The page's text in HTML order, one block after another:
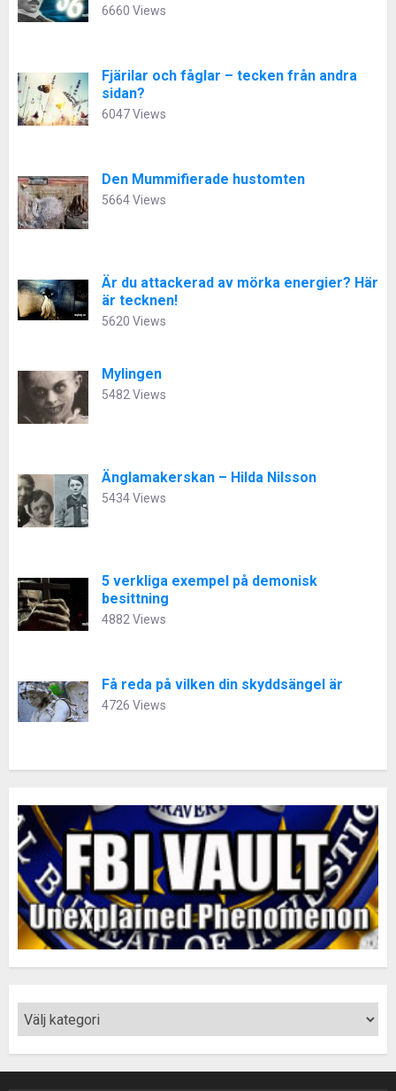
6660 Views
Fjärilar och fåglar – tecken från andra
sidan?
6047 Views
Den Mummifierade hustomten
5664 Views
Är du attackerad av mörka energier? Här
är tecknen!
5620 Views
Mylingen
5482 Views
Änglamakerskan – Hilda Nilsson
5434 Views
5 verkliga exempel på demonisk
besittning
4882 Views
Få reda på vilken din skyddsängel är
4726 Views